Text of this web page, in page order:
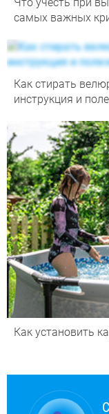
самых важных
Как стирать
инструкция и
Как установить